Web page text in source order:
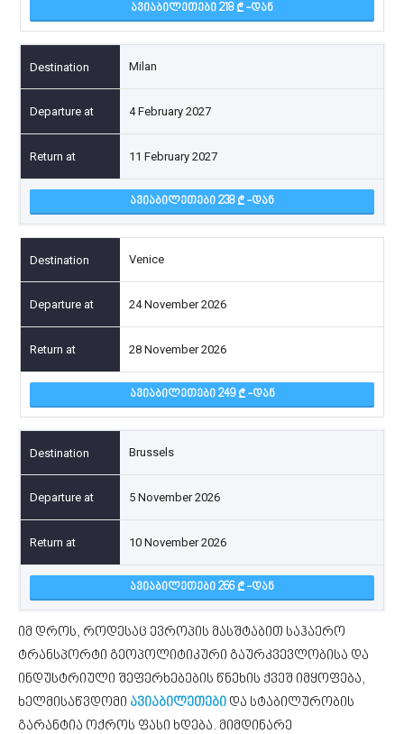
ᲐᲕᲘᲐᲑᲘᲚᲔᲗᲔᲑᲘ 218 -ᲓᲐᲜ
Milan
4 February 2027
11 February 2027
ᲐᲕᲘᲐᲑᲘᲚᲔᲗᲔᲑᲘ 238 -ᲓᲐᲜ
Venice
24 November 2026
28 November 2026
ᲐᲕᲘᲐᲑᲘᲚᲔᲗᲔᲑᲘ 249 -ᲓᲐᲜ
Brussels
5 November 2026
10 November 2026
ᲐᲕᲘᲐᲑᲘᲚᲔᲗᲔᲑᲘ 266 -ᲓᲐᲜ
იმ დროს, როდესაც ევროპის მასშტაბით საჰაერო
ტრანსპორტი გეოპოლიტიკური გაურკვევლობისა და
ინდუსტრიული შეფერხებების წნეხის ქვეშ იმყოფება,
ხელმისაწვდომი ავიაბილეთები და სტაბილურობის
გარანტია ოქროს ფასი ხდება. მიმდინარე